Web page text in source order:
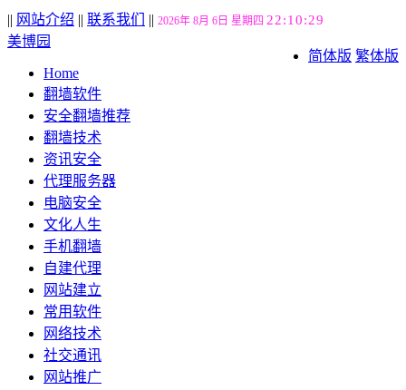
|| 网站介绍 || 联系我们 || 2026年 8月 6日 星期四 22:10:30
简体版 繁体版
美博园
Home
翻墙软件
安全翻墙推荐
翻墙技术
资讯安全
代理服务器
电脑安全
文化人生
手机翻墙
自建代理
网站建立
常用软件
网络技术
社交通讯
网站推广